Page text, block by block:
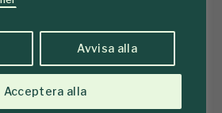
Avvisa alla
Acceptera alla
Men uppriktigt sagt,
knappt till dem. I praktiken sökte
via länksamlingar på portaler.
heller att hitta – det var väl
organisation som hade en post i
digitala medier.